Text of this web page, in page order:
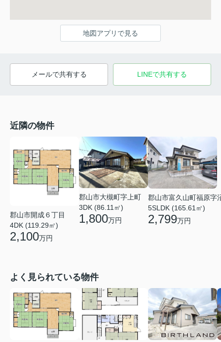
地図アプリで見る
メールで共有する LINEで共有する
近隣の物件
郡山市開成６丁目
4DK (119.29㎡)
2,100万円
郡山市大槻町字上町
3DK (86.11㎡)
1,800万円
郡山市富久山町福原字
5SLDK (165.61㎡)
2,799万円
よく見られている物件